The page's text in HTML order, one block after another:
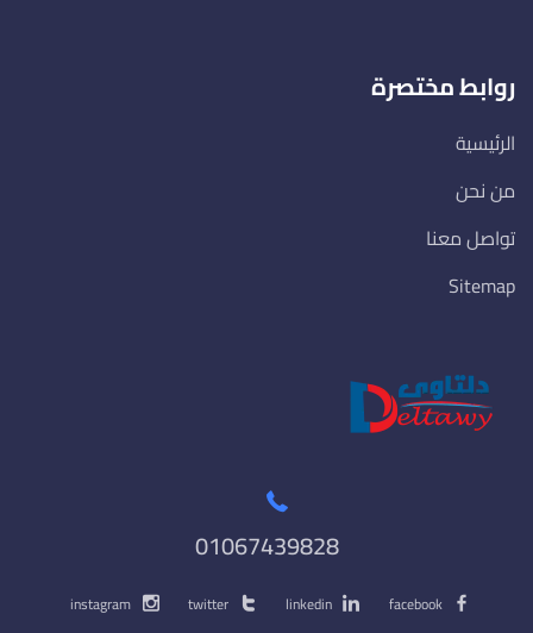
روابط مختصرة
الرئيسية
من نحن
تواصل معنا
Sitemap
01067439828
facebook
linkedin
twitter
instagram